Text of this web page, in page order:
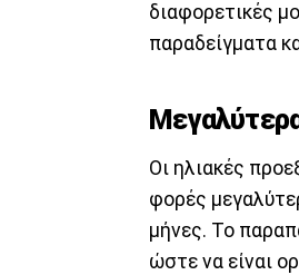
διαφορετικές
παραδείγματα
Οι ηλιακές
φορές
μήνες. Το
ώστε να είναι